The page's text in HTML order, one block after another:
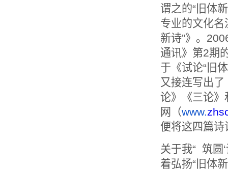
谓之的“旧体
专业的文化
新诗”》。
通讯》第2期
于《试论“旧
又接连写出
论》《三论》
网（www.
便将这四篇
关于我“ 筑圆
着弘扬“ 旧体